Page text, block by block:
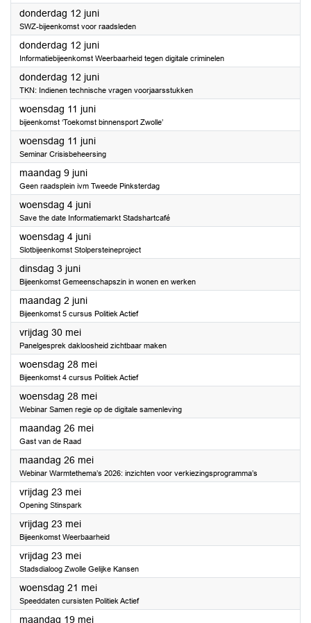
donderdag 12 juni2025
SWZ-bijeenkomst voor raadsleden
donderdag 12 juni2025
Informatiebijeenkomst Weerbaarheid tegen digitale criminelen
donderdag 12 juni2025
TKN: Indienen technische vragen voorjaarsstukken
woensdag 11 juni2025
bijeenkomst ‘Toekomst binnensport Zwolle’
woensdag 11 juni2025
Seminar Crisisbeheersing
maandag 9 juni2025
Geen raadsplein ivm Tweede Pinksterdag
woensdag 4 juni2025
Save the date Informatiemarkt Stadshartcafé
woensdag 4 juni2025
Slotbijeenkomst Stolpersteineproject
dinsdag 3 juni2025
Bijeenkomst Gemeenschapszin in wonen en werken
maandag 2 juni2025
Bijeenkomst 5 cursus Politiek Actief
vrijdag 30 mei2025
Panelgesprek dakloosheid zichtbaar maken
woensdag 28 mei2025
Bijeenkomst 4 cursus Politiek Actief
woensdag 28 mei2025
Webinar Samen regie op de digitale samenleving
maandag 26 mei2025
Gast van de Raad
maandag 26 mei2025
Webinar Warmtethema’s 2026: inzichten voor verkiezingsprogramma’s
vrijdag 23 mei2025
Opening Stinspark
vrijdag 23 mei2025
Bijeenkomst Weerbaarheid
vrijdag 23 mei2025
Stadsdialoog Zwolle Gelijke Kansen
woensdag 21 mei2025
Speeddaten cursisten Politiek Actief
maandag 19 mei2025